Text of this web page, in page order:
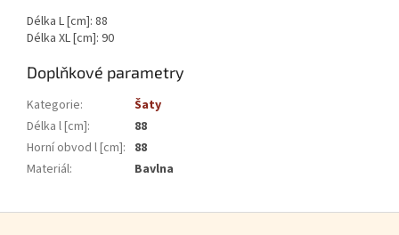
Délka L [cm]: 88
Délka XL [cm]: 90
Doplňkové parametry
Kategorie:
Šaty
Délka l [cm]:
88
Horní obvod l [cm]: 88
Materiál: Bavlna